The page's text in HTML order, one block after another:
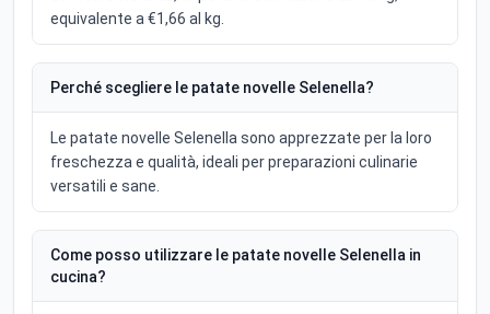
equivalente a €1,66 al kg.
Perché scegliere le patate novelle Selenella?
Le patate novelle Selenella sono apprezzate per la loro
freschezza e qualità, ideali per preparazioni culinarie
versatili e sane.
Come posso utilizzare le patate novelle Selenella in
cucina?